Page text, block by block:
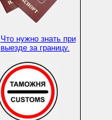
Что нужно знать при
выезде за границу.